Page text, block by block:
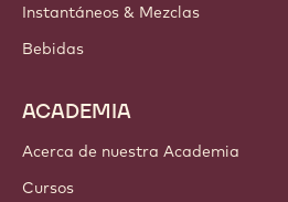
Instantáneos & Mezclas
Bebidas
ACADEMIA
Acerca de nuestra Academia
Cursos